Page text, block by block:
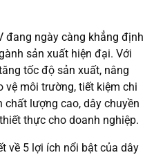
đang ngày càng khẳng định
sản xuất hiện đại. Với
tốc độ sản xuất, nâng
vệ môi trường, tiết kiệm chi
lượng cao, dây chuyền
thực cho doanh nghiệp.
về 5 lợi ích nổi bật của dây